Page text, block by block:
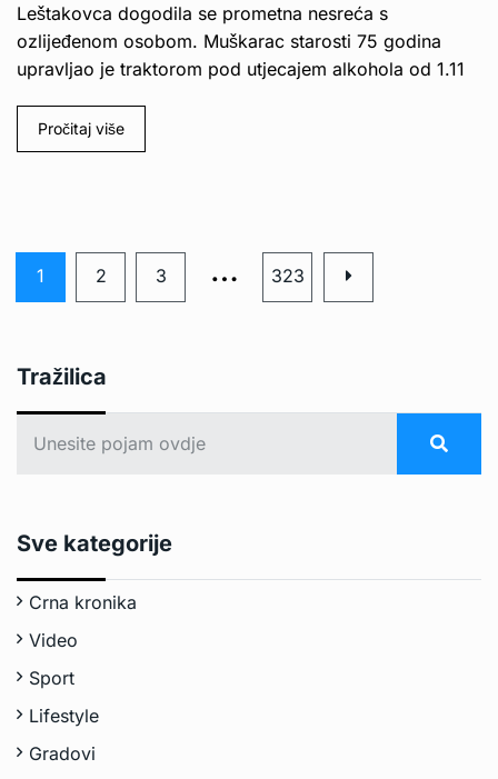
Leštakovca dogodila se prometna nesreća s
ozlijeđenom osobom. Muškarac starosti 75 godina
upravljao je traktorom pod utjecajem alkohola od 1.11
Pročitaj više
1 2 3 … 323
Tražilica
Sve kategorije
Crna kronika
Video
Sport
Lifestyle
Gradovi